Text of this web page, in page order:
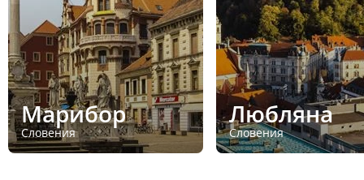
Марибор
Словения
Любляна
Словения